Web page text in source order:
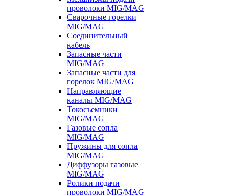
проволоки MIG/MAG
Сварочные горелки
MIG/MAG
Соединительный
кабель
Запасные части
MIG/MAG
Запасные части для
горелок MIG/MAG
Направляющие
каналы MIG/MAG
Токосъемники
MIG/MAG
Газовые сопла
MIG/MAG
Пружины для сопла
MIG/MAG
Диффузоры газовые
MIG/MAG
Ролики подачи
проволоки MIG/MAG